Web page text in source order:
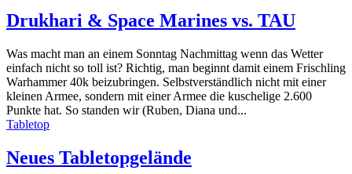
Drukhari & Space Marines vs. TAU
Was macht man an einem Sonntag Nachmittag wenn das Wetter
einfach nicht so toll ist? Richtig, man beginnt damit einem Frischling
Warhammer 40k beizubringen. Selbstverständlich nicht mit einer
kleinen Armee, sondern mit einer Armee die kuschelige 2.600
Punkte hat. So standen wir (Ruben, Diana und...
Tabletop
Neues Tabletopgelände